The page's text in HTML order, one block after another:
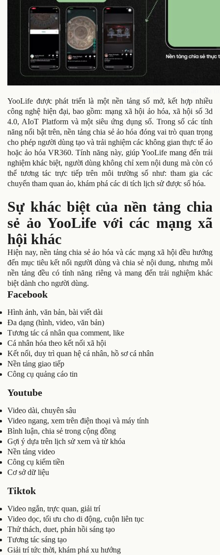
YooLife được phát triển là một nền tảng số mở, kết hợp nhiều
công nghệ hiện đại, bao gồm: mạng xã hội ảo hóa, xã hội số 3d
4.0, AIoT Platform và một siêu ứng dụng số. Trong số các tính
năng nổi bật trên, nền tảng chia sẻ ảo hóa đóng vai trò quan trọng
cho phép người dùng tạo và trải nghiệm các không gian thực tế ảo
hoặc ảo hóa VR360. Tính năng này, giúp YooLife mang đến trải
nghiệm khác biệt, người dùng không chỉ xem nội dung mà còn có
thể tương tác trực tiếp trên môi trường số như: tham gia các
chuyến tham quan ảo, khám phá các di tích lịch sử được số hóa.
Sự khác biệt của nền tảng chia
sẻ ảo YooLife với các mạng xã
hội khác
Hiện nay, nền tảng chia sẻ ảo hóa và các mạng xã hội đều hướng
đến mục tiêu kết nối người dùng và chia sẻ nội dung, nhưng mỗi
nền tảng đều có tính năng riêng và mang đến trải nghiệm khác
biệt dành cho người dùng.
Facebook
Hình ảnh, văn bản, bài viết dài
Đa dạng (hình, video, văn bản)
Tương tác cá nhân qua comment, like
Cá nhân hóa theo kết nối xã hội
Kết nối, duy trì quan hệ cá nhân, hồ sơ cá nhân
Nền tảng giao tiếp
Công cụ quảng cáo tin
Youtube
Video dài, chuyên sâu
Video ngang, xem trên điện thoại và máy tính
Bình luận, chia sẻ trong cộng đồng
Gợi ý dựa trên lịch sử xem và từ khóa
Nền tảng video
Công cụ kiếm tiền
Cơ sở dữ liệu
Tiktok
Video ngắn, trực quan, giải trí
Video dọc, tối ưu cho di động, cuộn liên tục
Thử thách, duet, phản hồi sáng tạo
Tương tác sáng tạo
Giải trí tức thời, khám phá xu hướng